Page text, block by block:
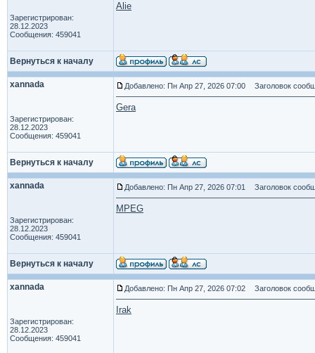
Зарегистрирован:
28.12.2023
Сообщения: 459041
Alie
Вернуться к началу
xannada
Зарегистрирован:
28.12.2023
Сообщения: 459041
Добавлено: Пн Апр 27, 2026 07:00 Заголовок
Gera
Вернуться к началу
xannada
Зарегистрирован:
28.12.2023
Сообщения: 459041
Добавлено: Пн Апр 27, 2026 07:01 Заголовок
MPEG
Вернуться к началу
xannada
Зарегистрирован:
28.12.2023
Сообщения: 459041
Добавлено: Пн Апр 27, 2026 07:02 Заголовок
Irak